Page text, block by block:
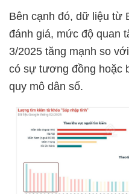
Bên cạnh đó, dữ liệu từ
đánh giá, mức độ quan
3/2025 tăng mạnh so
có sự tương đồng hoặc
quy mô dân số.